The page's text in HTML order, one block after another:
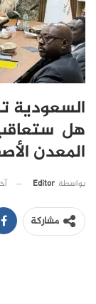
السعودية
هل
المعدن
بواسطة Editor
مشاركة